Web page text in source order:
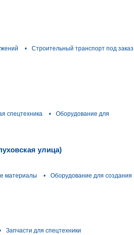
•
Строительный транспорт под заказ
спецтехника •
Оборудование для
улица)
материалы •
Оборудование для создания
Запчасти для спецтехники